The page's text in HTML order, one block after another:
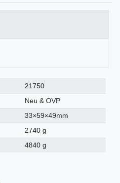
21750
Neu & OVP
33×59×49mm
2740 g
4840 g